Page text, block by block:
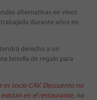
alternativas en vinos
durante años en
derecho a un
botella de regalo para
socio CAV. Descuento no
en el restaurante, no